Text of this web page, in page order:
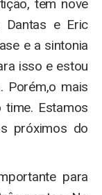
tem nove
e Eric
e a sintonia
isso e estou
Porém,o mais
Estamos
próximos do
para